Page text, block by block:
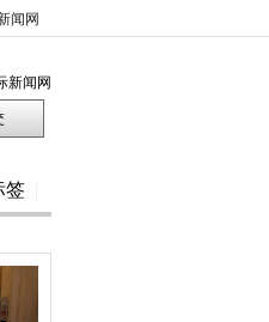
闻网
新闻网
签